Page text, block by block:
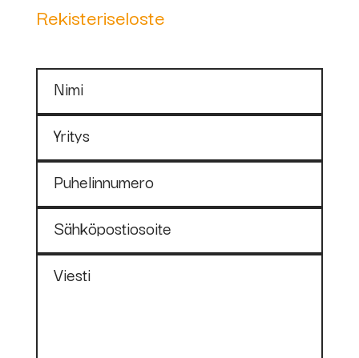
Rekisteriseloste
Nimi
Yritys
Puhelinnumero
Sähköpostiosoite
Viesti